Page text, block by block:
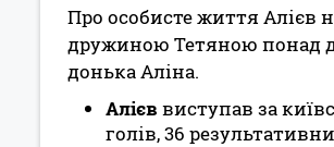
Про особисте життя Алієв
дружиною Тетяною понад
донька Аліна.
Алієв виступав за
голів, 36